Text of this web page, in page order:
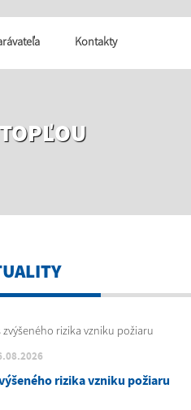
Kontakty
rizika vzniku požiaru